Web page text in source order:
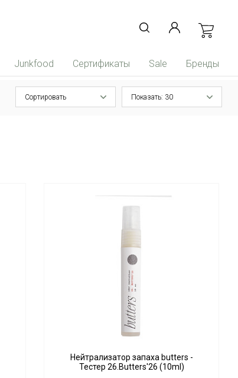
Junkfood Сертификаты Sale Бренды
Сортировать Показать: 30
Нейтрализатор запаха butters -
Тестер 26.Butters'26 (10ml)